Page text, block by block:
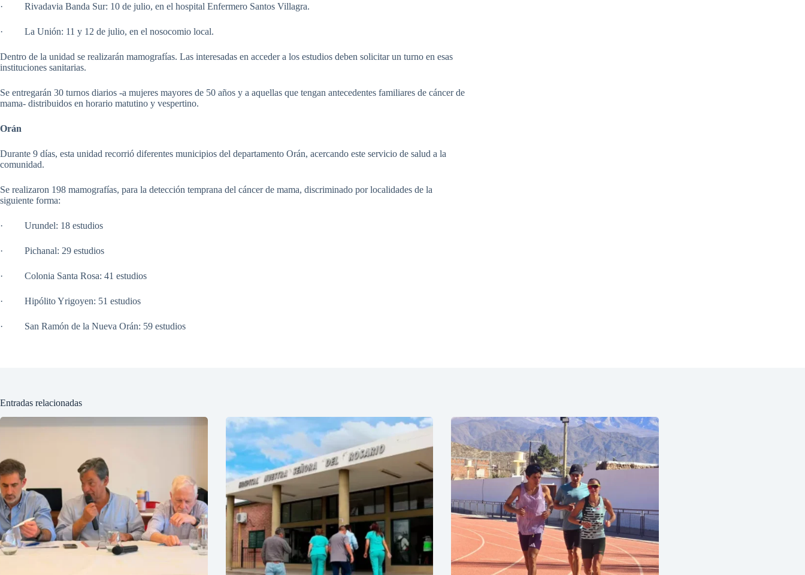
· Rivadavia Banda Sur: 10 de julio, en el hospital Enfermero Santos Villagra.
· La Unión: 11 y 12 de julio, en el nosocomio local.
Dentro de la unidad se realizarán mamografías. Las interesadas en acceder a los estudios deben solicitar un turno en esas
instituciones sanitarias.
Se entregarán 30 turnos diarios -a mujeres mayores de 50 años y a aquellas que tengan antecedentes familiares de cáncer de
mama- distribuidos en horario matutino y vespertino.
Orán
Durante 9 días, esta unidad recorrió diferentes municipios del departamento Orán, acercando este servicio de salud a la
comunidad.
Se realizaron 198 mamografías, para la detección temprana del cáncer de mama, discriminado por localidades de la
siguiente forma:
· Urundel: 18 estudios
· Pichanal: 29 estudios
· Colonia Santa Rosa: 41 estudios
· Hipólito Yrigoyen: 51 estudios
· San Ramón de la Nueva Orán: 59 estudios
Entradas relacionadas